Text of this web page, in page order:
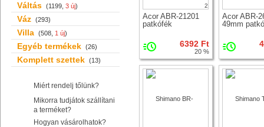
Váltás (1199, 3 új)
Váz (293)
Villa (508, 1 új)
Egyéb termékek (26)
Komplett szettek (13)
Miért rendelj tőlünk?
Mikorra tudjátok szállítani
a terméket?
Hogyan vásárolhatok?
2
Acor ABR-21201
patkófék
6392 Ft
20 %
Acor ABR-
49mm